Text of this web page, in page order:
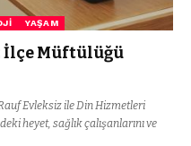
YAŞAM
İlçe Müftülüğü
Evleksiz ile Din Hizmetleri
heyet, sağlık çalışanlarını ve